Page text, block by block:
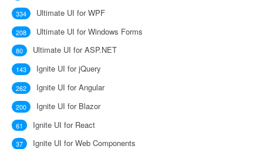
Ultimate UI for WPF
334
Ultimate UI for Windows Forms
208
Ultimate UI for ASP.NET
80
Ignite UI for jQuery
143
Ignite UI for Angular
262
Ignite UI for Blazor
200
Ignite UI for React
61
Ignite UI for Web Components
37